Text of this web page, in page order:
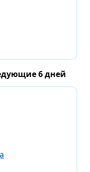
6 дней